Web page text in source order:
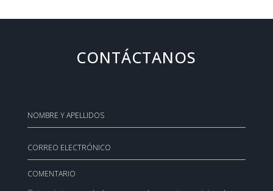
MOTOR
TRENDS
VIVIENDAS SINGULARES
LUJO
CONTÁCTANOS
COMENTARIO